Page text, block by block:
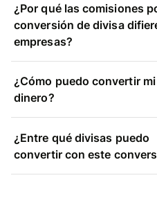
¿Por qué las comisiones
conversión de divisa
empresas?
¿Cómo puedo convertir mi
dinero?
¿Entre qué divisas puedo
convertir con este